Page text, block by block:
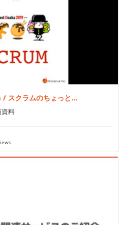
クラムのちょっと...
資料